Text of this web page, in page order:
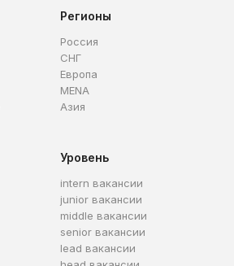
Регионы
Россия
СНГ
Европа
MENA
Азия
Уровень
intern вакансии
junior вакансии
middle вакансии
senior вакансии
lead вакансии